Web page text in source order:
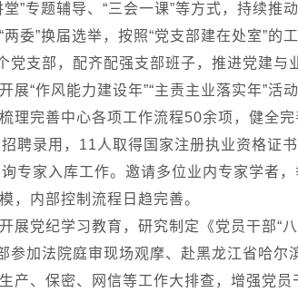
”专题辅导、“三会一课”等方式，持续
委”换届选举，按照“党支部建在处室”的
党支部，配齐配强支部班子，推进党建与
展“作风能力建设年”“主责主业落实年”活
理完善中心各项工作流程50余项，健全
聘录用，11人取得国家注册执业资格证
专家入库工作。邀请多位业内专家学者
，内部控制流程日趋完善。
展党纪学习教育，研究制定《党员干部“
参加法院庭审现场观摩、赴黑龙江省哈尔
产、保密、网信等工作大排查，增强党